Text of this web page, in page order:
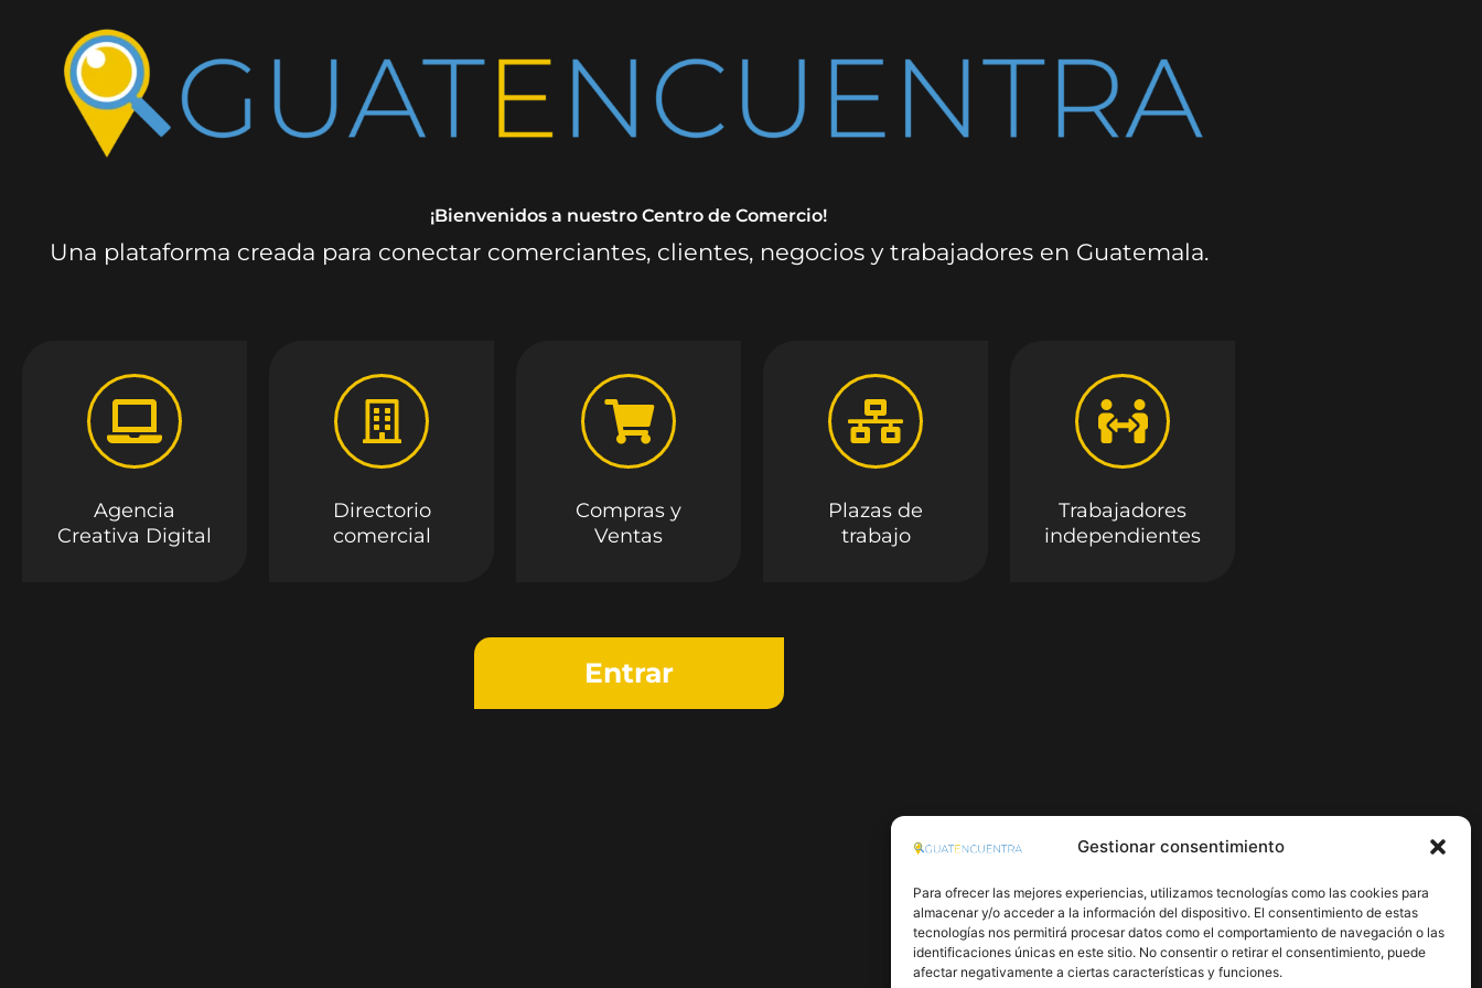
Gestionar consentimiento
Para ofrecer las mejores experiencias, utilizamos tecnologías como las cookies para
almacenar y/o acceder a la información del dispositivo. El consentimiento de estas
tecnologías nos permitirá procesar datos como el comportamiento de navegación o las
identificaciones únicas en este sitio. No consentir o retirar el consentimiento, puede
afectar negativamente a ciertas características y funciones.
¡Bienvenidos a nuestro Centro de Comercio!
Una plataforma creada para conectar comerciantes, clientes, negocios y trabajadores en Guatemala.
Agencia
Creativa Digital
Directorio
comercial
Compras y
Ventas
Plazas de
trabajo
Trabajadores
independientes
Entrar